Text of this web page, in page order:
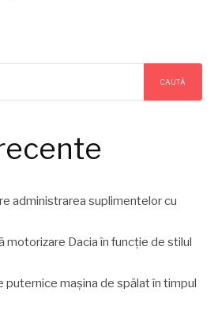
CAUTĂ
administrarea suplimentelor cu
motorizare Dacia în funcție de stilul
mașina de spălat în timpul